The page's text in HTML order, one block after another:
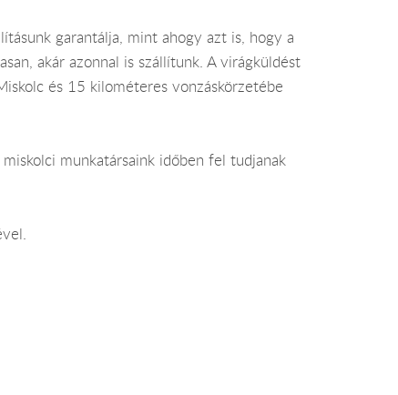
garantálja, mint ahogy azt is, hogy a
akár azonnal is szállítunk. A virágküldést
és 15 kilométeres vonzáskörzetébe
munkatársaink időben fel tudjanak